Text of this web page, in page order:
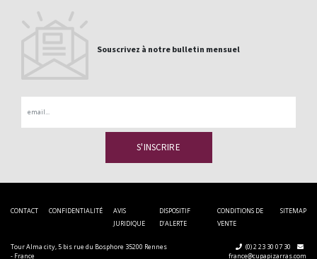
Souscrivez à notre bulletin mensuel
CONTACT CONFIDENTIALITÉ
AVIS
JURIDIQUE
DISPOSITIF
D’ALERTE
CONDITIONS DE
VENTE
SITEMAP
Tour Alma city, 5 bis rue du Bosphore 35200 Rennes
- France
(0) 2 23 30 07 30
france@cupapizarras.com